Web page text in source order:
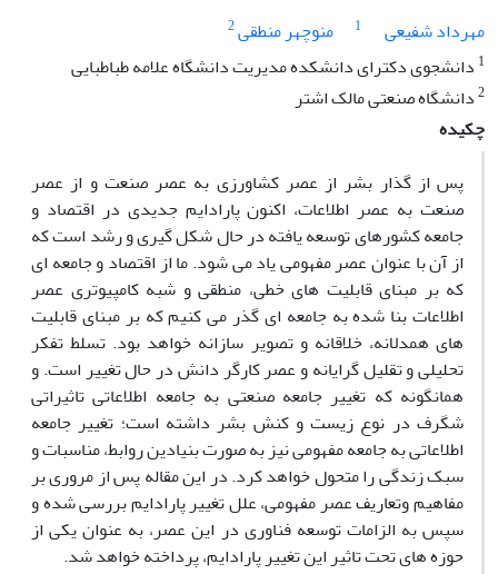
مهرداد شفیعی
1 منوچهر منطقی2
1 دانشجوی دکترای دانشکده مدیریت دانشگاه علامه طباطبایی
2دانشگاه صنعتی مالک اشتر
چکیده
پس از گذار بشر از عصر کشاورزی به عصر صنعت و از عصر
صنعت به عصر اطلاعات، اکنون پارادایم جدیدی در اقتصاد و
جامعه کشورهای توسعه یافته در حال شکل گیری و رشد است که
از آن با عنوان عصر مفهومی یاد می شود. ما از اقتصاد و جامعه ای
که بر مبنای قابلیت های خطی، منطقی و شبه کامپیوتری عصر
اطلاعات بنا شده به جامعه ای گذر می کنیم که بر مبنای قابلیت
های همدلانه، خلاقانه و تصویر سازانه خواهد بود. تسلط تفکر
تحلیلی و تقلیل گرایانه و عصر کارگر دانش در حال تغییر است. و
همانگونه که تغییر جامعه صنعتی به جامعه اطلاعاتی تاثیراتی
شگرف در نوع زیست و کنش بشر داشته است؛ تغییر جامعه
اطلاعاتی به جامعه مفهومی نیز به صورت بنیادین روابط، مناسبات و
سبک زندگی را متحول خواهد کرد. در این مقاله پس از مروری بر
مفاهیم وتعاریف عصر مفهومی، علل تغییر پارادایم بررسی شده و
سپس به الزامات توسعه فناوری در این عصر، به عنوان یکی از
حوزه های تحت تاثیر این تغییر پارادایم، پرداخته خواهد شد.